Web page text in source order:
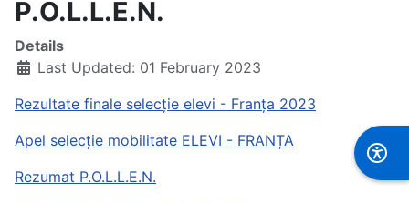
P.O.L.L.E.N.
Details
Last Updated: 01 February 2023
Rezultate finale selecție elevi - Franța 2023
Apel selecție mobilitate ELEVI - FRANȚA
Rezumat P.O.L.L.E.N.